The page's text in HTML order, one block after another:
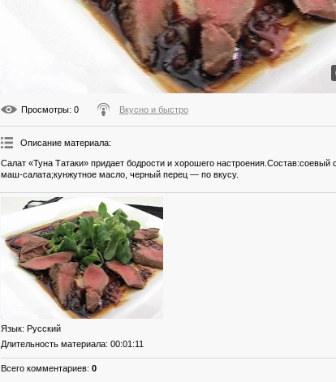
Просмотры: 0 Вкусно и быстро
Описание материала:
Салат «Туна Татаки» придает бодрости и хорошего
маш-салата;кунжутное масло, черный перец — по вкусу.
Язык: Русский
Длительность материала: 00:01:11
Всего комментариев: 0